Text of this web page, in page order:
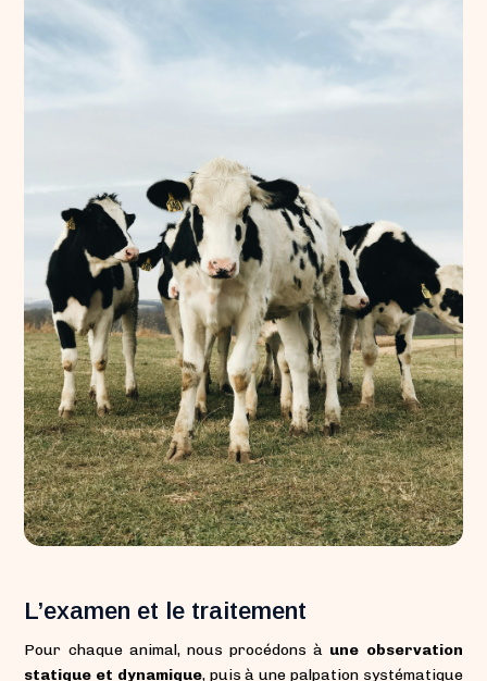
L’examen et le traitement
Pour chaque animal, nous procédons à une observation
statique et dynamique, puis à une palpation systématique